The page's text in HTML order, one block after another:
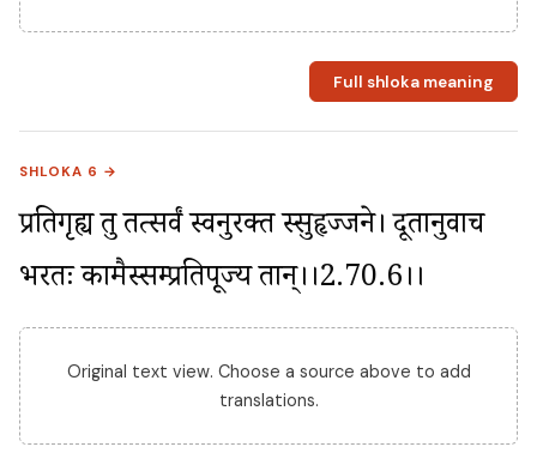
Full shloka meaning
SHLOKA 6 →
प्रतिगृह्य तु तत्सर्वं स्वनुरक्त स्सुहृज्जने। दूतानुवाच
भरतः कामैस्सम्प्रतिपूज्य तान्।।2.70.6।।
Original text view. Choose a source above to add
translations.